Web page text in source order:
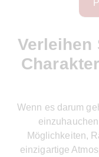
Verleihen
Wenn es darum
Möglichkeiten,
einzigartige